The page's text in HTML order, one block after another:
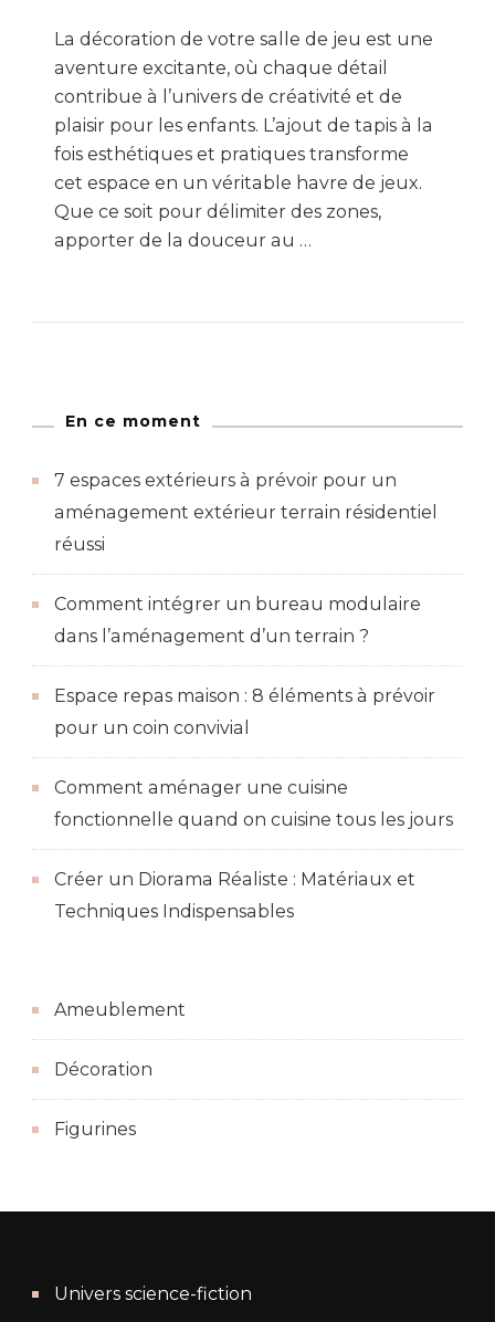
La décoration de votre salle de jeu est une
aventure excitante, où chaque détail
contribue à l’univers de créativité et de
plaisir pour les enfants. L’ajout de tapis à la
fois esthétiques et pratiques transforme
cet espace en un véritable havre de jeux.
Que ce soit pour délimiter des zones,
apporter de la douceur au …
En ce moment
7 espaces extérieurs à prévoir pour un
aménagement extérieur terrain résidentiel
réussi
Comment intégrer un bureau modulaire
dans l’aménagement d’un terrain ?
Espace repas maison : 8 éléments à prévoir
pour un coin convivial
Comment aménager une cuisine
fonctionnelle quand on cuisine tous les jours
Créer un Diorama Réaliste : Matériaux et
Techniques Indispensables
Ameublement
Décoration
Figurines
Univers science-fiction